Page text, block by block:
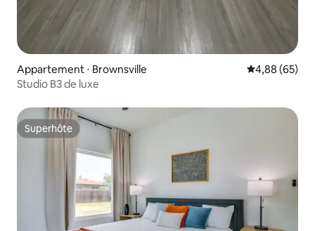
Appartement ⋅ Brownsville Évaluation
4,88 (65)
Studio B3 de luxe
Superhôte
Superhôte